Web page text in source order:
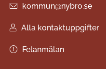
kommun@nybro.se
Alla kontaktuppgifter
Felanmälan